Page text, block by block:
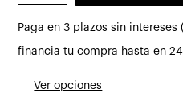
reposabrazos
Hole
Paga en 3 plazos sin intereses
financia tu compra hasta en
Ver opciones